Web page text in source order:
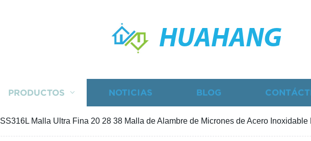
HUAHANG
PRODUCTOS NOTICIAS BLOG
SS316L Malla Ultra Fina 20 28 38 Malla de Alambre de Micrones de Acero Inoxidable